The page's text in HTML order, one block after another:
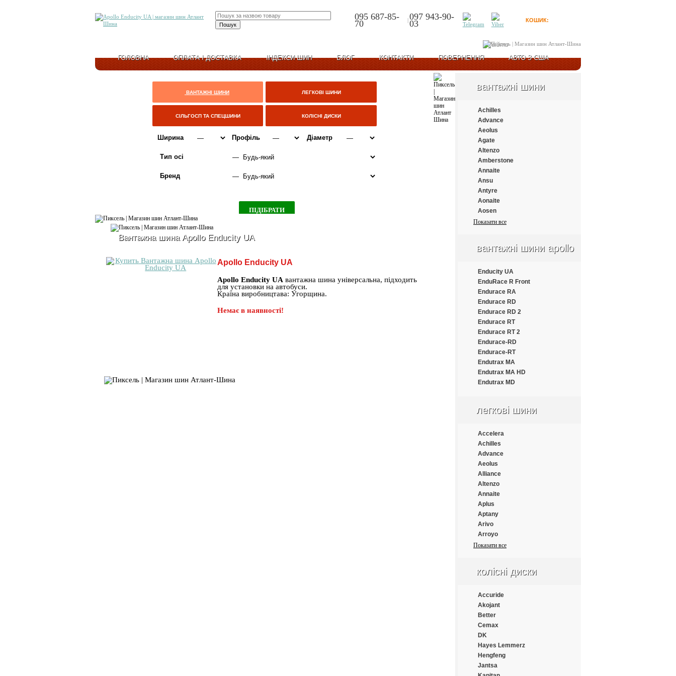
095 687-85-
70 |097 943-90-
03 КОШИК:
Увійти
ГОЛОВНА ОПЛАТА І ДОСТАВКА ІНДЕКСИ ШИН БЛОГ КОНТАКТИ ПОВЕРНЕННЯ АВТО З США
ВАНТАЖНІ ШИНИ ЛЕГКОВІ ШИНИ
СІЛЬГОСП ТА СПЕЦШИНИ КОЛІСНІ ДИСКИ
Ширина Профіль Діаметр
Тип осі
Бренд
Вантажна шина Apollo Enducity UA
Apollo Enducity UA
Apollo Enducity UA вантажна шина універсальна, підходить
для установки на автобуси.
Країна виробництава: Угорщина.
Немає в наявності!
вантажні шини
Achilles
Advance
Aeolus
Agate
Altenzo
Amberstone
Annaite
Ansu
Antyre
Aonaite
Aosen
Aplus
Armforce
Atlander
Aufine
Austone
Autogrip
Barum
Benton
Bestrich
BFGoodrich
Blacklion
Bontyre
Boto
Bridgestone
Changfeng
Compasal
Constancy
Continental
Cooper
Cooper Chengshan
Cossack
Cratos
CrossWind
Daewoo
Dayton
Debica
Deestone
Double Coin
Double Road
Doublestar
Doupro
Drivemaster
Dunlop
Duraturn
Durun
Eced
Ecovision
Показати все
вантажні шини apollo
Enducity UA
EnduRace R Front
Endurace RA
Endurace RD
Endurace RD 2
Endurace RT
Endurace RT 2
Endurace-RD
Endurace-RT
Endutrax MA
Endutrax MA HD
Endutrax MD
легкові шини
Accelera
Achilles
Advance
Aeolus
Alliance
Altenzo
Annaite
Aplus
Aptany
Arivo
Arroyo
Atlander
Austone
Bars
Barum
BFGoodrich
Blacklion
Bridgestone
Cachland
Chengshan
Comforser
Показати все
колісні диски
Accuride
Akojant
Better
Cemax
DK
Hayes Lemmerz
Hengfeng
Jantsa